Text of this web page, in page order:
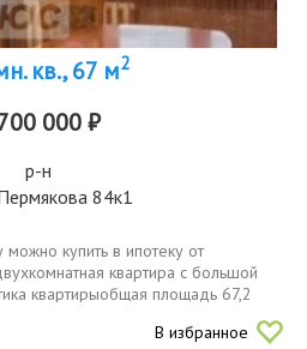
кв., 67 м2
000 ₽
р-н
84к1
купить в ипотеку от
квартира с большой
квартирыобщая площадь 67,2
19,3 и 15,8 кв.мкухня 14,7
В избранное